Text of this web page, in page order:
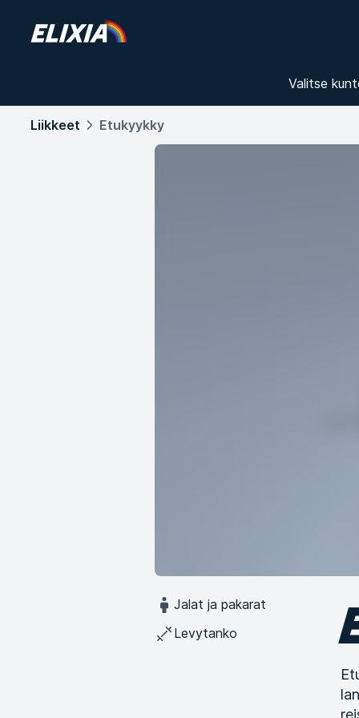
Valitse
Liikkeet Etukyykky
Jalat ja pakarat
Levytanko